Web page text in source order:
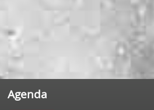
Agenda